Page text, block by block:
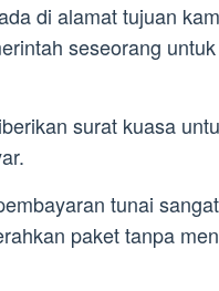
di alamat tujuan
seseorang
surat kuasa
tunai
paket tanpa